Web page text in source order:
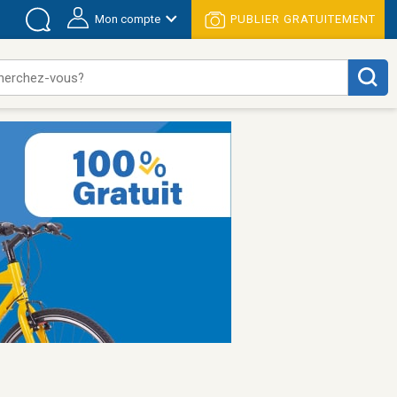
Mon compte PUBLIER GRATUITEMENT
vous?